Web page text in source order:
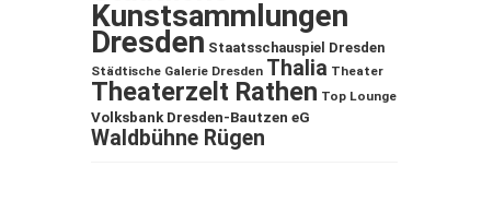
Kunstsammlungen
Dresden Staatsschauspiel Dresden
Städtische Galerie Dresden Thalia Theater
Theaterzelt Rathen Top Lounge
Volksbank Dresden-Bautzen eG
Waldbühne Rügen